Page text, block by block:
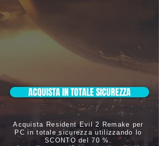
ACQUISTA IN TOTALE SICUREZZA
Acquista Resident Evil 2 Remake per
PC in totale sicurezza utilizzando lo
SCONTO del 70 %.